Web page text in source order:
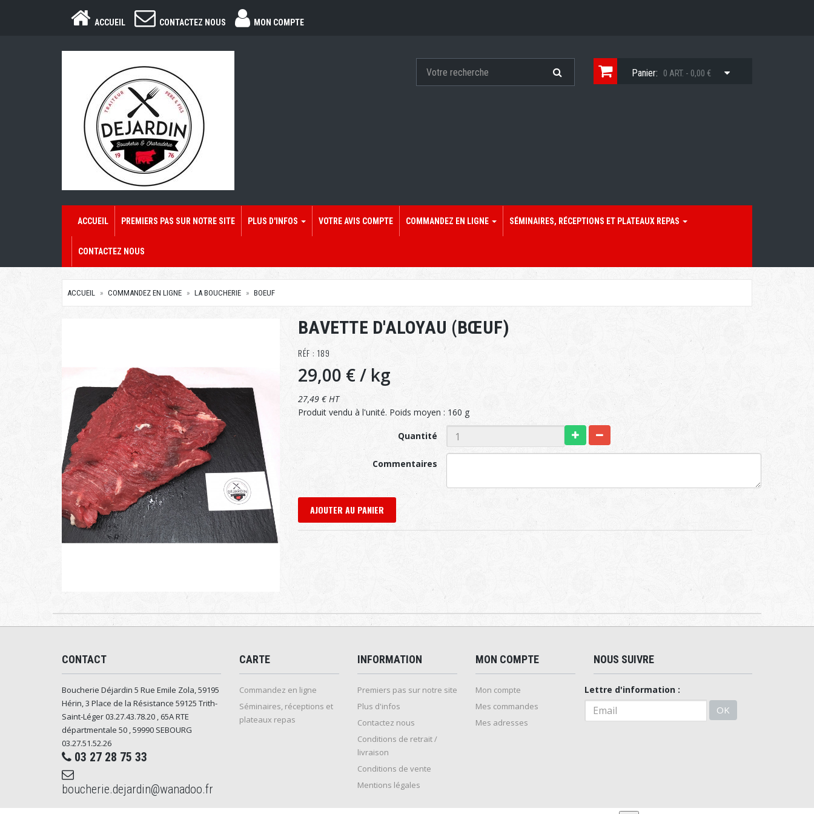
ACCUEIL CONTACTEZ NOUS MON COMPTE
Panier: 0 ART. - 0,00 €
ACCUEIL PREMIERS PAS SUR NOTRE SITE PLUS D'INFOS VOTRE AVIS COMPTE COMMANDEZ EN LIGNE SÉMINAIRES, RÉCEPTIONS ET PLATEAUX REPAS
CONTACTEZ NOUS
ACCUEIL COMMANDEZ EN LIGNE LA BOUCHERIE BOEUF
BAVETTE D'ALOYAU (BŒUF)
RÉF : 189
29,00 €/ kg
27,49 € HT
Produit vendu à l'unité. Poids moyen : 160 g
Quantité
Commentaires
AJOUTER AU PANIER
CONTACT
Boucherie Déjardin 5 Rue Emile Zola, 59195
Hérin, 3 Place de la Résistance 59125 Trith-
Saint-Léger 03.27.43.78.20 , 65A RTE
départmentale 50 , 59990 SEBOURG
03.27.51.52.26
03 27 28 75 33
boucherie.dejardin@wanadoo.fr
CARTE
Commandez en ligne
Séminaires, réceptions et
plateaux repas
INFORMATION
Premiers pas sur notre site
Plus d'infos
Contactez nous
Conditions de retrait /
livraison
Conditions de vente
Mentions légales
MON COMPTE
Mon compte
Mes commandes
Mes adresses
NOUS SUIVRE
Lettre d'information :
OK